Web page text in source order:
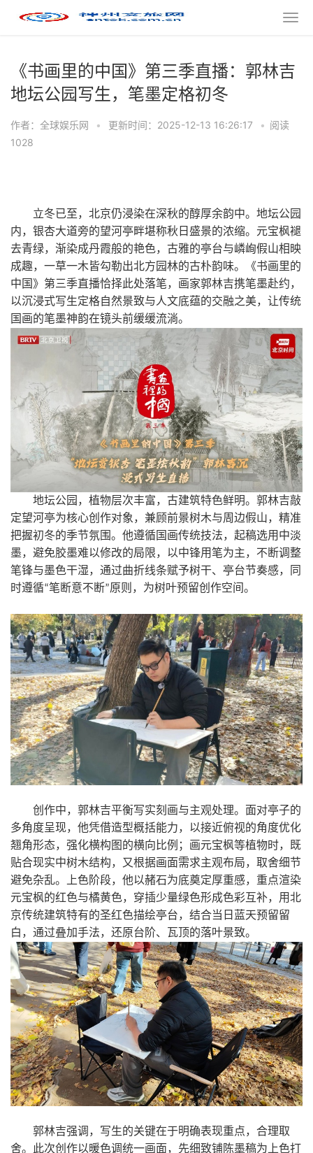
《书画里的中国》第三季直播：郭林吉
地坛公园写生，笔墨定格初冬
作者：全球娱乐网 • 更新时间：2025-12-13 16:26:17 • 阅读
1028
立冬已至，北京仍浸染在深秋的醇厚余韵中。地坛公园
内，银杏大道旁的望河亭畔堪称秋日盛景的浓缩。 元宝枫褪
去青绿，渐染成丹霞般的艳色，古雅的亭台与嶙峋假山相映
成趣，一草一木皆勾勒出北方园林的古朴韵味。《书画里的
中国》第三季直播恰择此处落笔，画家郭林吉携笔墨赴约，
以沉浸式写生定格自然景致与人文底蕴的交融之美，让传统
国画的笔墨神韵在镜头前缓缓流淌。
地坛公园 ， 植物层次丰富，古建筑特色鲜明。郭林吉敲
定望河亭为核心创作对象，兼顾前景树木与周边假山，精准
把握初冬的季节氛围。他遵循国画传统技法，起稿选用中淡
墨，避免胶墨难以修改的局限，以中锋用笔为主，不断调整
笔锋与墨色干湿，通过曲折线条赋予树干、亭台节奏感，同
时遵循“笔断意不断”原则，为树叶预留创作空间。
创作中，郭林吉平衡写实刻画与主观处理。面对亭子的
多角度呈现，他凭借造型概括能力，以接近俯视的角度优化
翘角形态，强化横构图的横向比例；画元宝枫等植物时，既
贴合现实中树木结构，又根据画面需求主观布局，取舍细节
避免杂乱。上色阶段，他以赭石为底奠定厚重感，重点渲染
元宝枫的红色与橘黄色，穿插少量绿色形成色彩互补，用北
京传统建筑特有的圣红色描绘亭台，结合当日蓝天预留留
白，通过叠加手法，还原台阶、瓦顶的落叶景致。
郭林吉强调，写生的关键在于明确表现重点，合理取
舍。此次创作以暖色调统一画面，先细致铺陈墨稿为上色打